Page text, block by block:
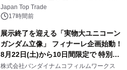
浴シンギングボウル第2弾の大型サイ
ズ（XL・2XL・3XL）を先行販売中
Japan Top Trade
17時間前
展示終了を迎える「実物大ユニコーン
ガンダム立像」 フィナーレ企画始動！
8月22日(土)から10日間限定で 特別映
像『UNICORN GUNDAM Statue ―
株式会社バンダイナムコフィルムワークス